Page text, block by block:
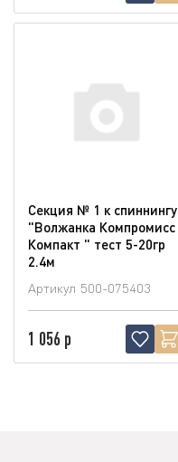
Секция № 1 к спиннингу
"Волжанка Компромисс
Компакт " тест 5-20гр
2.4м
Артикул 500-075403
1 056 р